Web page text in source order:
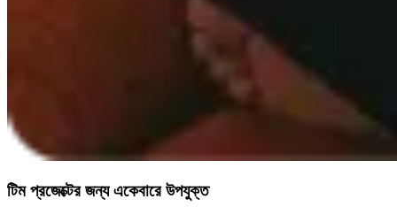
টিম প্রজেক্টের জন্য একেবারে উপযুক্ত